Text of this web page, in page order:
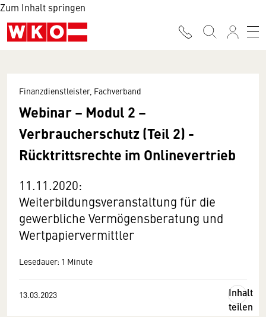
Zum Inhalt springen
Finanzdienstleister, Fachverband
Webinar – Modul 2 –
Verbraucherschutz (Teil 2) -
Rücktrittsrechte im Onlinevertrieb
11.11.2020:
Weiterbildungsveranstaltung für die
gewerbliche Vermögensberatung und
Wertpapiervermittler
Lesedauer: 1 Minute
13.03.2023
Inhalt
teilen